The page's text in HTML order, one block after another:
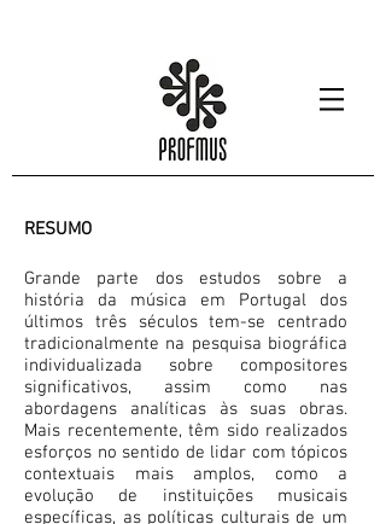
RESUMO
Grande parte dos estudos sobre a
história da música em Portugal dos
últimos três séculos tem-se centrado
tradicionalmente na pesquisa biográfica
individualizada sobre compositores
significativos, assim como nas
abordagens analíticas às suas obras.
Mais recentemente, têm sido realizados
esforços no sentido de lidar com tópicos
contextuais mais amplos, como a
evolução de instituições musicais
específicas, as políticas culturais de um